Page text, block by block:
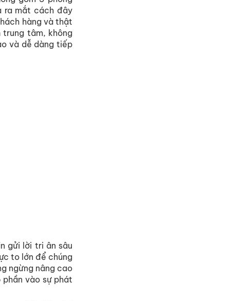
ra mắt cách đây
hàng và thật
trung tâm, không
và dễ dàng tiếp
gửi lời tri ân sâu
to lớn để chúng
ngừng nâng cao
vào sự phát